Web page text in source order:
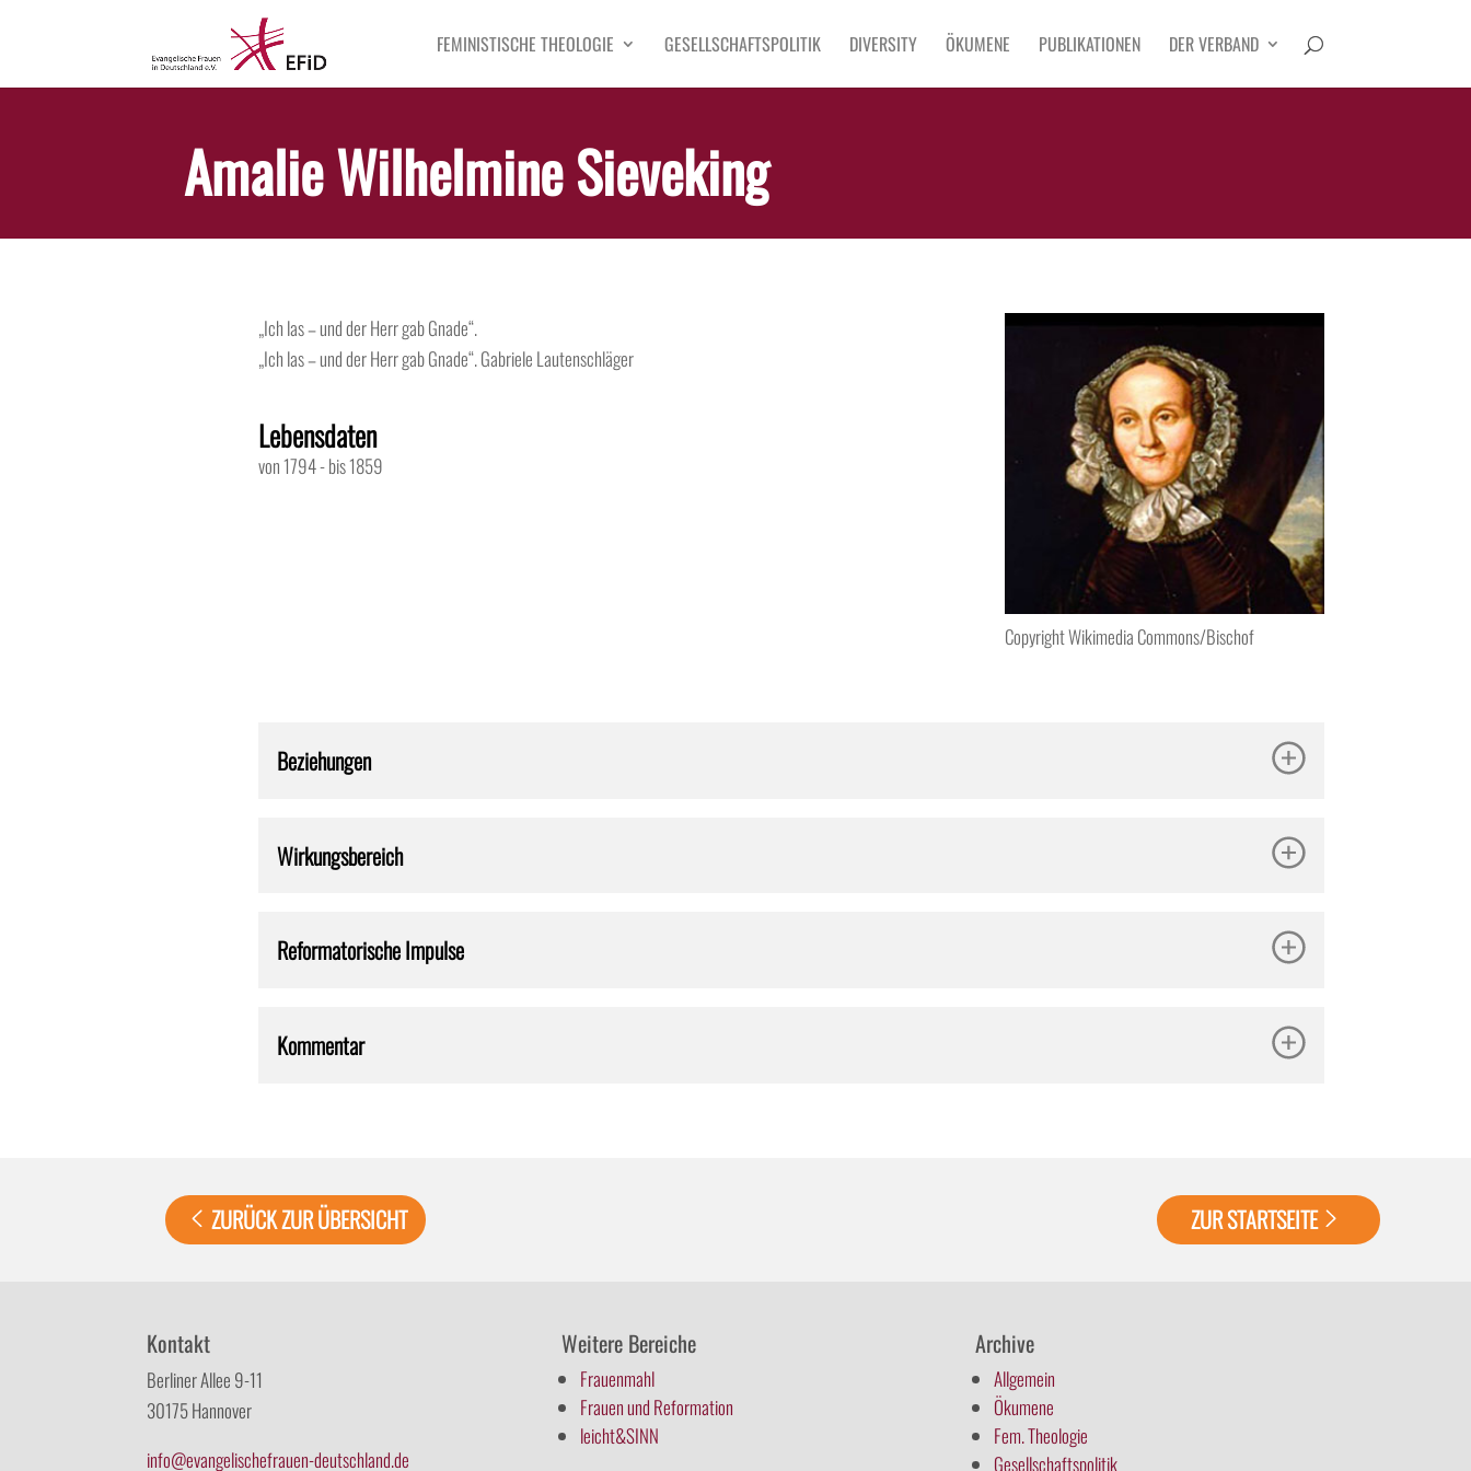
FEMINISTISCHE THEOLOGIE GESELLSCHAFTSPOLITIK DIVERSITY ÖKUMENE PUBLIKATIONEN DER VERBAND
Amalie Wilhelmine Sieveking
„Ich las – und der Herr gab Gnade“.
„Ich las – und der Herr gab Gnade“.Gabriele Lautenschläger
Lebensdaten
von 1794-bis 1859
Copyright Wikimedia Commons/Bischof
Beziehungen
Wirkungsbereich
Reformatorische Impulse
Kommentar
ZURÜCK ZUR ÜBERSICHT ZUR STARTSEITE
Kontakt
Berliner Allee 9-11
30175 Hannover
info@evangelischefrauen-deutschland.de
Weitere Bereiche
Frauenmahl
Frauen und Reformation
leicht&SINN
Archive
Allgemein
Ökumene
Fem. Theologie
Gesellschaftspolitik